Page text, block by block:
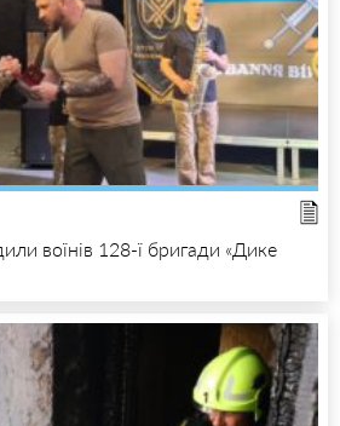
воїнів 128-ї бригади «Дике